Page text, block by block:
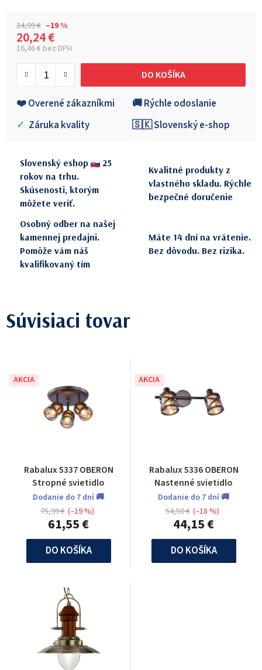
24,99 € –19 %
20,24 €
16,46 € bez DPH
DO KOŠÍKA
❤️ Overené zákazníkmi
🚚 Rýchle odoslanie
✓ Záruka kvality 🇸🇰 Slovenský e-shop
Slovenský eshop
25
rokov na trhu.
Skúsenosti, ktorým
môžete veriť.
Kvalitné produkty z
vlastného skladu. Rýchle
bezpečné doručenie
Osobný odber na našej
kamennej predajni.
Pomôže vám náš
kvalifikovaný tím
Máte 14 dní na vrátenie.
Bez dôvodu. Bez rizika.
Súvisiaci tovar
AKCIA
Rabalux 5337 OBERON
Stropné svietidlo
Dodanie do 7 dní 🚚
61,55 €
75,99 € (–19 %)
DO KOŠÍKA
AKCIA
Rabalux 5336 OBERON
Nastenné svietidlo
Dodanie do 7 dní 🚚
44,15 €
54,50 € (–18 %)
DO KOŠÍKA